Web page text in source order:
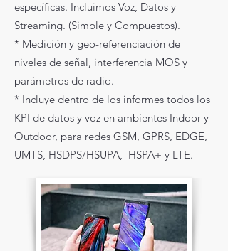
específicas. Incluimos Voz, Datos y
Streaming. (Simple y Compuestos).
* Medición y geo-referenciación de
niveles de señal, interferencia MOS y
parámetros de radio.
* Incluye dentro de los informes todos los
KPI de datos y voz en ambientes Indoor y
Outdoor, para redes GSM, GPRS, EDGE,
UMTS, HSDPS/HSUPA, HSPA+ y LTE.